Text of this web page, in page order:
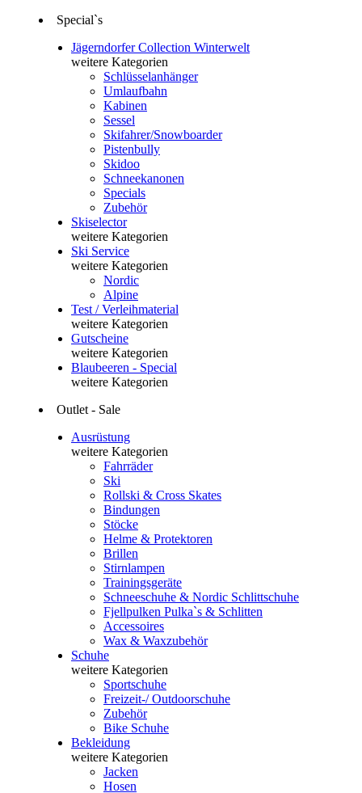
Special`s
Jägerndorfer Collection Winterwelt
weitere Kategorien
Schlüsselanhänger
Umlaufbahn
Kabinen
Sessel
Skifahrer/Snowboarder
Pistenbully
Skidoo
Schneekanonen
Specials
Zubehör
Skiselector
weitere Kategorien
Ski Service
weitere Kategorien
Nordic
Alpine
Test / Verleihmaterial
weitere Kategorien
Gutscheine
weitere Kategorien
Blaubeeren - Special
weitere Kategorien
Outlet - Sale
Ausrüstung
weitere Kategorien
Fahrräder
Ski
Rollski & Cross Skates
Bindungen
Stöcke
Helme & Protektoren
Brillen
Stirnlampen
Trainingsgeräte
Schneeschuhe & Nordic Schlittschuhe
Fjellpulken Pulka`s & Schlitten
Accessoires
Wax & Waxzubehör
Schuhe
weitere Kategorien
Sportschuhe
Freizeit-/ Outdoorschuhe
Zubehör
Bike Schuhe
Bekleidung
weitere Kategorien
Jacken
Hosen